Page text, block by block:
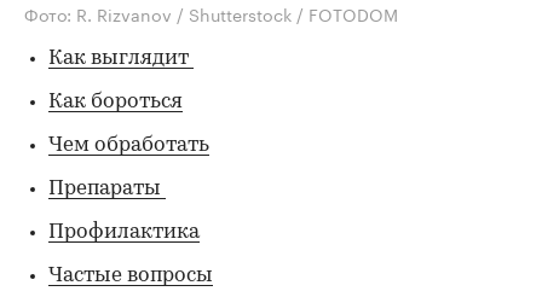
Фото: R. Rizvanov / Shutterstock / FOTODOM
Как выглядит
Как бороться
Чем обработать
Препараты
Профилактика
Частые вопросы